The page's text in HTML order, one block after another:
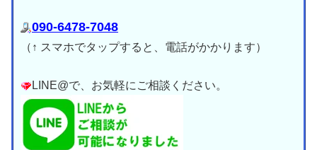
090-6478-7048
（↑ スマホでタップすると、電話がかかります）
LINE@で、お気軽にご相談ください。